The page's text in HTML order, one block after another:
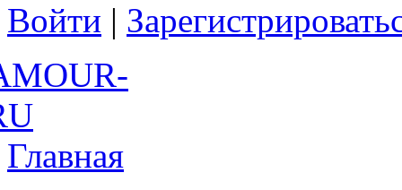
Войти |
Главная